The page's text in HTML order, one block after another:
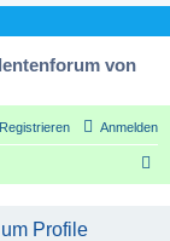
von
Anmelden
Registrieren
Profile